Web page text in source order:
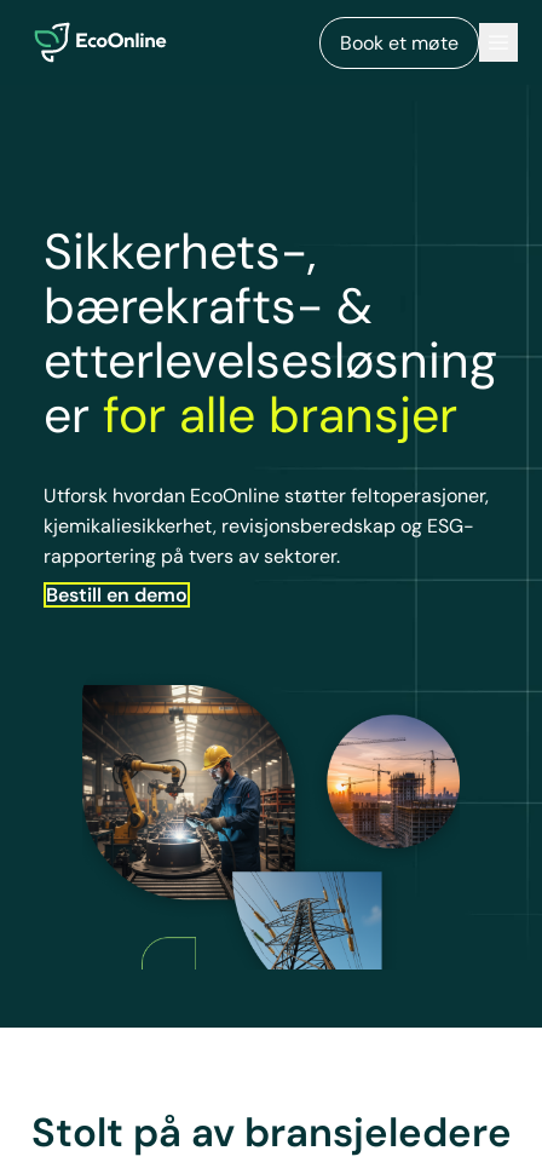
EcoOnline
Book et møte
Sikkerhets-,
bærekrafts- &
etterlevelsesløsning
er for alle bransjer
Utforsk hvordan EcoOnline støtter feltoperasjoner,
kjemikaliesikkerhet, revisjonsberedskap og ESG-
rapportering på tvers av sektorer.
Bestill en demo
Stolt på av bransjeledere